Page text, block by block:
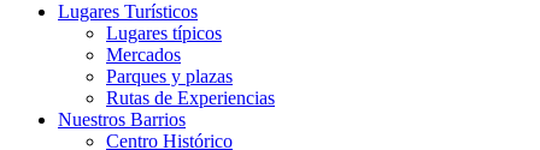
Lugares Turísticos
Lugares tí­picos
Mercados
Parques y plazas
Rutas de Experiencias
Nuestros Barrios
Centro Histórico